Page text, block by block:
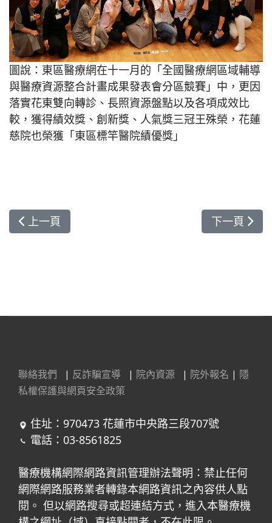
圖說：東區醫療網在十一月的「全國醫療網區域輔導
與醫療資源整合計畫成果發表會分區競賽」中，更因
落實花東雙向轉診、長照資源盤點以及各項成效比
較，獲得績效獎、創新獎、人氣獎三冠王殊榮，花蓮
慈院也榮獲「東區標竿醫院績優獎」
上一篇文章: 新研顯示：老人骨折骨鬆與白內障息息
上一頁 下一篇文章
下一頁
聯絡我們 | 反詐騙宣導 | 院內資源 | 院外報名 | 隱
私權保護與網頁安全政策
住址：970473 花蓮市中央路三段707號
電話：03-8561825
醫療機構網際網路資訊管理辦法聲明：禁止任何
網際網路服務業者轉錄本網路資訊之內容供人點
閱。 但以網路搜尋或超連結方式，進入本醫療機